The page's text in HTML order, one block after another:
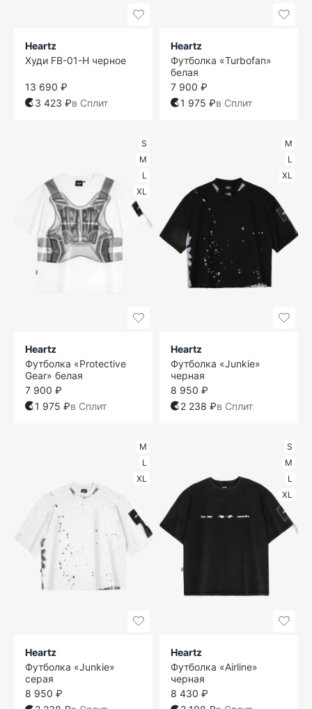
Heartz
Худи FB-01-H черное
13 690 ₽
3 423 ₽в Сплит
Heartz
Футболка «Turbofan»
белая
7 900 ₽
1 975 ₽в Сплит
S
M
L
XL
Heartz
Футболка «Protective
Gear» белая
7 900 ₽
1 975 ₽в Сплит
M
L
XL
Heartz
Футболка «Junkie»
черная
8 950 ₽
2 238 ₽в Сплит
M
L
XL
Heartz
Футболка «Junkie»
серая
8 950 ₽
S
M
L
XL
Heartz
Футболка «Airline»
черная
8 430 ₽